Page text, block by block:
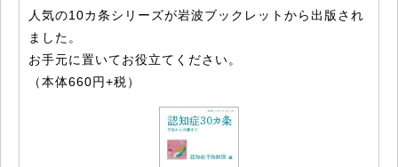
人気の10カ条シリーズが岩波ブックレットから出版され
ました。
お手元に置いてお役立てください。
（本体660円+税）